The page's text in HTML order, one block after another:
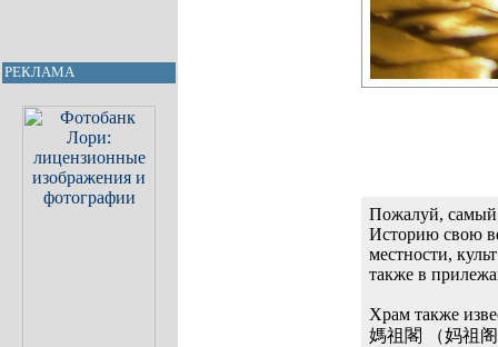
РЕКЛАМА
Пожалуй, самый
Историю свою
местности,
также в
Храм также
媽祖閣 （妈祖